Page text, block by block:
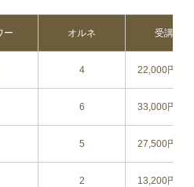
ー オルネ 受講料
4 22,000円（
6 33,000円（
5 27,500円（
2 13,200円（